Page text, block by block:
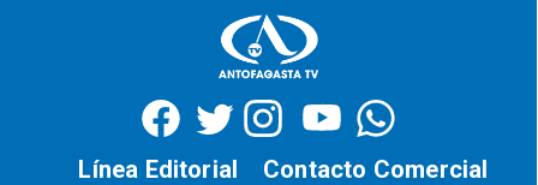
Contacto Comercial
Línea Editorial